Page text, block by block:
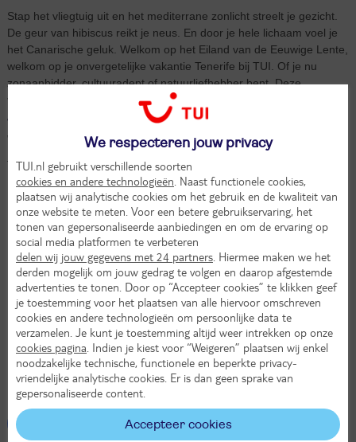
Stap het vliegtuig uit en het mediterrane zonlicht streelt je gezicht.
De geur van hibiscus reikt je neus. En door je hele lichaam voel je
het Canarische geluk. Welkom op het Eiland van de Eeuwige Lente,
welkom op je onvergetelijke vakantie Tenerife bij TUI. Of je nu
zonaanbidder, cultuuradept of natuurliefhebber bent. Deze
veelzijdige bestemming voelt het hele jaar door als thuiskomen.
Vertrek vanaf je favoriete luchthaven
Wij vliegen naar Tenerife vanafAmsterdam,Brussel Zaventem
Zonovergoten stranden
Excursie naar de El Teide vulkaan
Ontdek het groene binnenland
Dolfijnen en walvissen spotten
Winterzonbestemming bij uitstek
Huurauto eenvoudig bij te boeken
Luxe met een hoofdletter 'L'
Languit op het strand
Veelzijdige kustlijn met gouden stranden
Bekijk alle vakanties Tenerife(162)
We respecteren jouw privacy
TUI.nl gebruikt verschillende soorten
cookies en andere technologieën . Naast functionele cookies,
plaatsen wij analytische cookies om het gebruik en de kwaliteit van
onze website te meten. Voor een betere gebruikservaring, het
tonen van gepersonaliseerde aanbiedingen en om de ervaring op
social media platformen te verbeteren
delen wij jouw gegevens met 24 partners . Hiermee maken we het
derden mogelijk om jouw gedrag te volgen en daarop afgestemde
advertenties te tonen. Door op “Accepteer cookies” te klikken geef
je toestemming voor het plaatsen van alle hiervoor omschreven
cookies en andere technologieën om persoonlijke data te
verzamelen. Je kunt je toestemming altijd weer intrekken op onze
cookies pagina . Indien je kiest voor “Weigeren” plaatsen wij enkel
noodzakelijke technische, functionele en beperkte privacy-
vriendelijke analytische cookies. Er is dan geen sprake van
gepersonaliseerde content.
Accepteer cookies